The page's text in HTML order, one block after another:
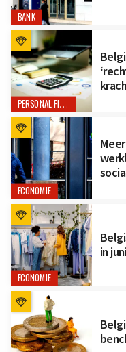
BANK
PERSONAL FINANCE
ECONOMIE
ECONOMIE
in